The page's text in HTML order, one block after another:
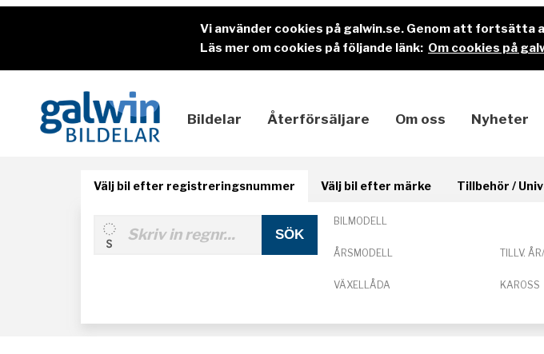
Vi använder cookies på galwin.se. Genom att fortsätta
Läs mer om cookies på följande länk: Om cookies på
Bildelar Återförsäljare Om oss Nyheter
Välj bil efter registreringsnummer Välj bil efter märke Tillbehör /
BILMODELL
ÅRSMODELL TILLV.
VÄXELLÅDA KAROSS